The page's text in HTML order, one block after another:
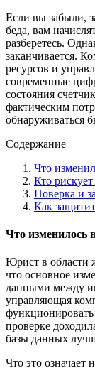
Если вы забыли,
беда, вам
разберетесь.
заканчивается.
ресурсов и
современные
состояния
фактическим
обнаруживаться
Содержание
Что
Кто
Поверка и
Как
Что изменилось
Юрист в области
что основное
данными между
управляющая
проверке
базы данных
Что это означает